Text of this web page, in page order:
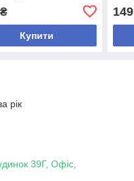
Купити
149
рік
39Г, Офіс,